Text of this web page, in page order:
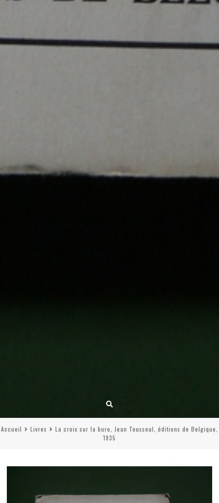
Accueil Livres
La croix sur la bure, Jean Tousseul, éditions de Belgique,
1935